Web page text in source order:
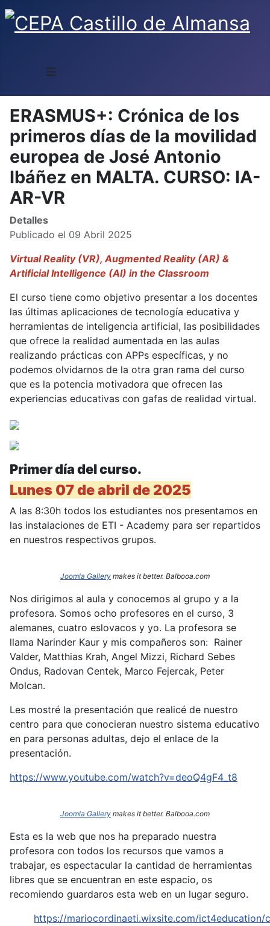
≡
ERASMUS+: Crónica de los
primeros días de la movilidad
europea de José Antonio
Ibáñez en MALTA. CURSO: IA-
AR-VR
Detalles
Publicado el 09 Abril 2025
Virtual Reality (VR), Augmented Reality (AR) &
Artificial Intelligence (AI) in the Classroom
El curso tiene como objetivo presentar a los docentes
las últimas aplicaciones de tecnología educativa y
herramientas de inteligencia artificial, las posibilidades
que ofrece la realidad aumentada en las aulas
realizando prácticas con APPs específicas, y no
podemos olvidarnos de la otra gran rama del curso
que es la potencia motivadora que ofrecen las
experiencias educativas con gafas de realidad virtual.
Primer día del curso.
Lunes 07 de abril de 2025
A las 8:30h todos los estudiantes nos presentamos en
las instalaciones de ETI - Academy para ser repartidos
en nuestros respectivos grupos.
Joomla Gallery makes it better. Balbooa.com
Nos dirigimos al aula y conocemos al grupo y a la
profesora. Somos ocho profesores en el curso, 3
alemanes, cuatro eslovacos y yo. La profesora se
llama Narinder Kaur y mis compañeros son: Rainer
Valder, Matthias Krah, Angel Mizzi, Richard Sebes
Ondus, Radovan Centek, Marco Fejercak, Peter
Molcan.
Les mostré la presentación que realicé de nuestro
centro para que conocieran nuestro sistema educativo
en para personas adultas, dejo el enlace de la
presentación.
https://www.youtube.com/watch?v=deoQ4gF4_t8
Joomla Gallery makes it better. Balbooa.com
Esta es la web que nos ha preparado nuestra
profesora con todos los recursos que vamos a
trabajar, es espectacular la cantidad de herramientas
libres que se encuentran en este espacio, os
recomiendo guardaros esta web en un lugar seguro.
https://mariocordinaeti.wixsite.com/ict4education/